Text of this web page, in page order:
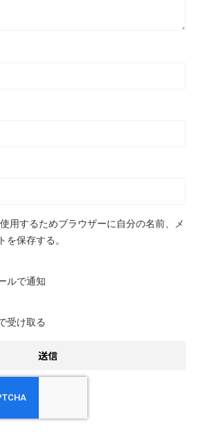
用するためブラウザーに自分の名前、メ
を保存する。
ルで通知
受け取る